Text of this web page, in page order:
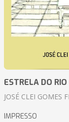
ESTRELA DO RIO
JOSÉ CLEI GOMES
IMPRESSO